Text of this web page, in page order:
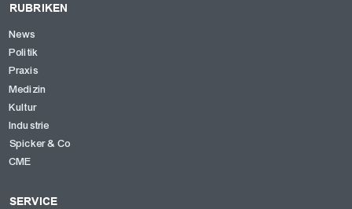
RUBRIKEN
News
Politik
Praxis
Medizin
Kultur
Industrie
Spicker & Co
CME
SERVICE